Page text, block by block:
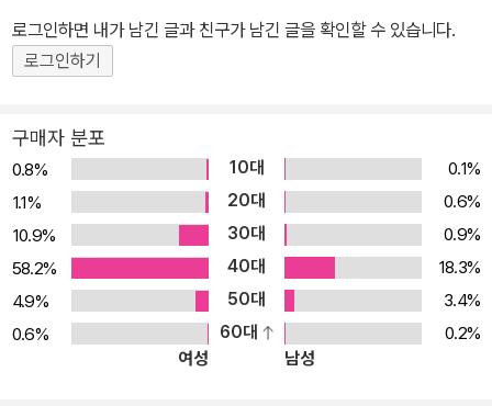
변도 받고, 편집부와 독자가 의견을 교류할 수 있습니다. ① 풀리지 않
는 수학문제! 여박사님께 물어보세요! ② 여 박사님께 물어봐 당첨자
영역별.능력별 논술문제, 퀴즈 풀이 및 정답과 깜짝ox퀴즈와 족집게
괄호퀴즈의 해설을 통해 자신의 실력을 확인할 수 있습니다. ① 깜짝
OX퀴즈 ② 족집게괄호퀴즈 ③ 수학도둑 워크북
로그인하면 내가 남긴 글과 친구가 남긴 글을 확인할 수 있습니다.
로그인하기
구매자 분포
0.8% 10대
0.1%
1.1%
20대
0.6%
10.9%
30대
0.9%
58.2%
40대
18.3%
4.9%
50대
3.4%
0.6%
60대
0.2%
여성
남성